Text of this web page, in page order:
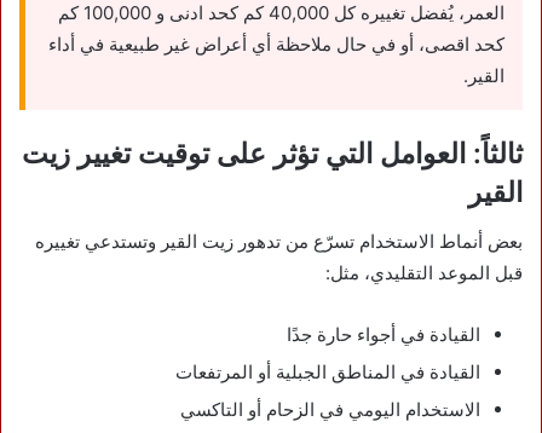
العمر، يُفضل تغييره كل 40,000 كم كحد ادنى و 100,000 كم
كحد اقصى، أو في حال ملاحظة أي أعراض غير طبيعية في أداء
القير.
ثالثاً: العوامل التي تؤثر على توقيت تغيير زيت
القير
بعض أنماط الاستخدام تسرّع من تدهور زيت القير وتستدعي تغييره
قبل الموعد التقليدي، مثل:
القيادة في أجواء حارة جدًا
القيادة في المناطق الجبلية أو المرتفعات
الاستخدام اليومي في الزحام أو التاكسي